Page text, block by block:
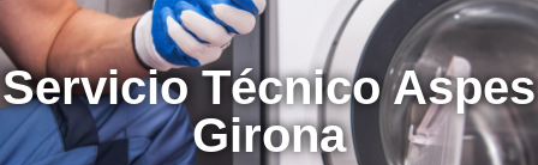
Servicio Técnico Aspes
Girona